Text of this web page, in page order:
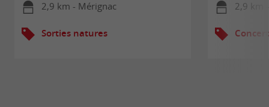
2,9 km - Mérignac
Sorties natures
2,9 km